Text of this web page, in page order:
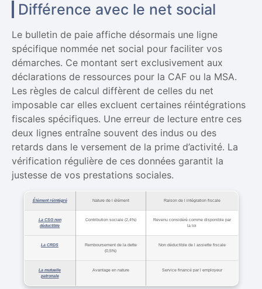
Différence avec le net social
Le bulletin de paie affiche désormais une ligne
spécifique nommée net social pour faciliter vos
démarches. Ce montant sert exclusivement aux
déclarations de ressources pour la CAF ou la MSA.
Les règles de calcul diffèrent de celles du net
imposable car elles excluent certaines réintégrations
fiscales spécifiques. Une erreur de lecture entre ces
deux lignes entraîne souvent des indus ou des
retards dans le versement de la prime d’activité. La
vérification régulière de ces données garantit la
justesse de vos prestations sociales.
Élément réintégré Nature de l élément Raison de l intégration fiscale
La CSG non
déductible
Contribution sociale (2,4%)
Revenu considéré comme disponible par
la loi
La CRDS
Remboursement de la dette
(0,5%)
Non déductible de l assiette fiscale
La mutuelle
patronale
Avantage en nature Service financé par l employeur